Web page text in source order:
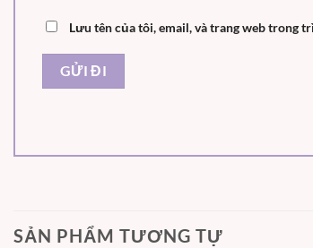
Lưu tên của tôi, email, và trang web trong
SẢN PHẨM TƯƠNG TỰ